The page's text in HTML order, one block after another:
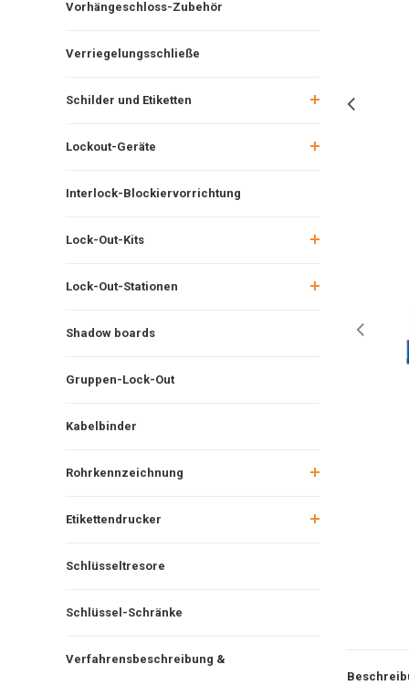
Vorhängeschloss-Zubehör
Verriegelungsschließe
Schilder und Etiketten
Lockout-Geräte
Interlock-Blockiervorrichtung
Lock-Out-Kits
Lock-Out-Stationen
Shadow boards
Gruppen-Lock-Out
Kabelbinder
Rohrkennzeichnung
Etikettendrucker
Schlüsseltresore
Schlüssel-Schränke
Verfahrensbeschreibung &